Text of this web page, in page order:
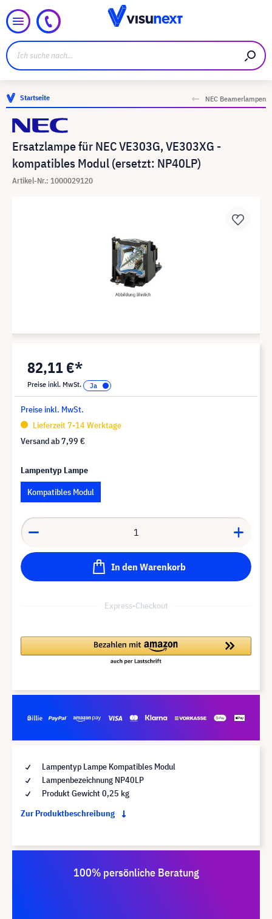
Startseite NEC Beamerlampen
Ersatzlampe für NEC VE303G, VE303XG -
kompatibles Modul (ersetzt: NP40LP)
Artikel-Nr.: 1000029120
82,11 €*
Preise inkl. MwSt.
Preise inkl. MwSt.
Lieferzeit 7-14 Werktage
Versand ab7,99 €
Lampentyp Lampe
Kompatibles Modul
In den Warenkorb
Express-Checkout
Lampentyp Lampe Kompatibles Modul
Lampenbezeichnung NP40LP
Produkt Gewicht 0,25 kg
Zur Produktbeschreibung
100% persönliche Beratung